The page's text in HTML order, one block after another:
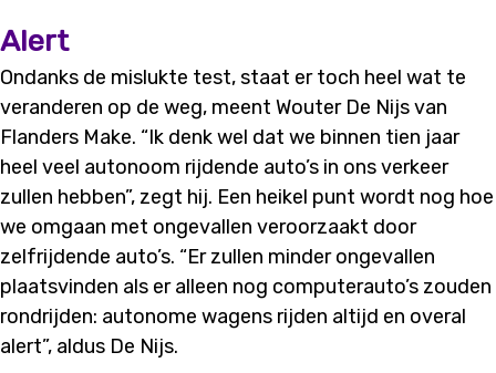
Alert
Ondanks de mislukte test, staat er toch heel wat te
veranderen op de weg, meent Wouter De Nijs van
Flanders Make. “Ik denk wel dat we binnen tien jaar
heel veel autonoom rijdende auto’s in ons verkeer
zullen hebben”, zegt hij. Een heikel punt wordt nog hoe
we omgaan met ongevallen veroorzaakt door
zelfrijdende auto’s. “Er zullen minder ongevallen
plaatsvinden als er alleen nog computerauto’s zouden
rondrijden: autonome wagens rijden altijd en overal
alert”, aldus De Nijs.